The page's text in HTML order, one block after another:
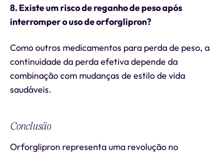
8. Existe um risco de reganho de peso após
interromper o uso de orforglipron?
Como outros medicamentos para perda de peso, a
continuidade da perda efetiva depende da
combinação com mudanças de estilo de vida
saudáveis.
Conclusão
Orforglipron representa uma revolução no